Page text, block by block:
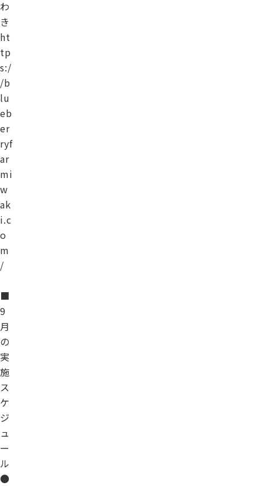
わ
き
ht
tp
s:/
/b
lu
eb
er
ryf
ar
mi
w
ak
i.c
o
m
/
■
9
月
の
実
施
ス
ケ
ジ
ュ
ー
ル
●